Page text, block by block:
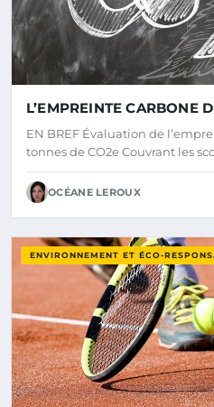
L’EMPREINTE CARBONE
EN BREF Évaluation de
tonnes de CO2e Couvrant les
OCÉANE LEROUX
ENVIRONNEMENT ET ÉCO-